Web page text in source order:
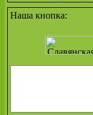
Наша кнопка: